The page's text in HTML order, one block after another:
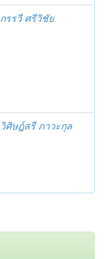
กรรวี ศรีวิชัย
วิศิษฎ์สรี ภาวะกุล